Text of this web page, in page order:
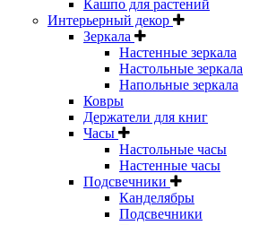
Кашпо для растений
Интерьерный декор
Зеркала
Настенные зеркала
Настольные зеркала
Напольные зеркала
Ковры
Держатели для книг
Часы
Настольные часы
Настенные часы
Подсвечники
Канделябры
Подсвечники